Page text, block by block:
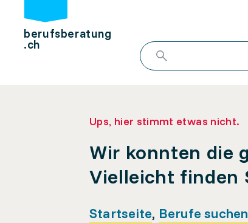
berufsberatung
.ch
Ups, hier stimmt etwas nicht.
Wir konnten die
Vielleicht finden
Startseite, Berufe suchen